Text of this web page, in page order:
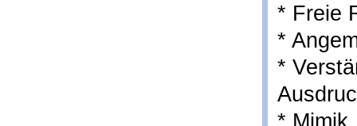
* Freie
*
*
*